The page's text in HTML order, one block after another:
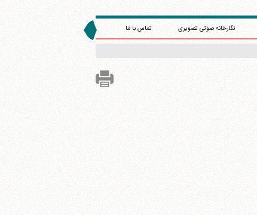
نگارخانه صوتی تصویری تماس با ما